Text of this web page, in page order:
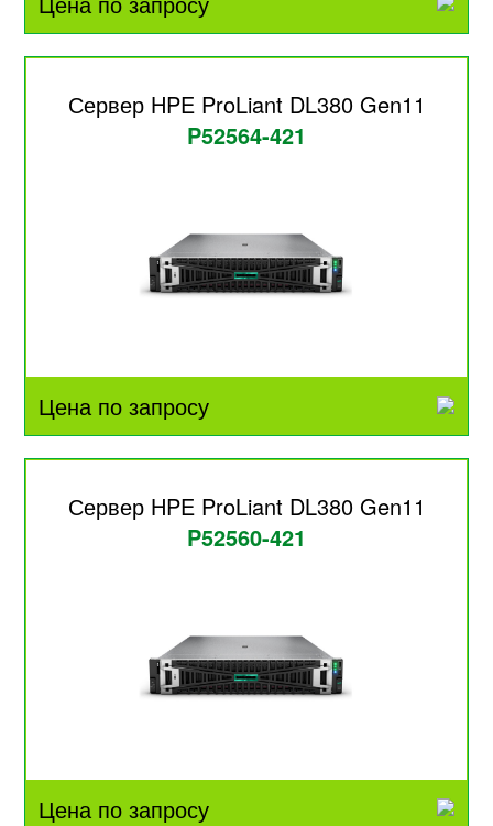
Сервер HPE ProLiant DL380 Gen11
P52564-421
Цена по запросу
Сервер HPE ProLiant DL380 Gen11
P52560-421
Цена по запросу